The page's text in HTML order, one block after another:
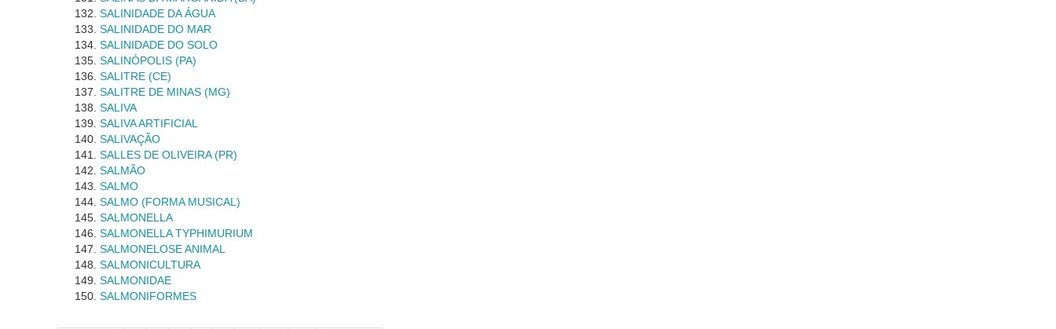
SALINIDADE DA ÁGUA
SALINIDADE DO MAR
SALINIDADE DO SOLO
SALINÓPOLIS (PA)
SALITRE (CE)
SALITRE DE MINAS (MG)
SALIVA
SALIVA ARTIFICIAL
SALIVAÇÃO
SALLES DE OLIVEIRA (PR)
SALMÃO
SALMO
SALMO (FORMA MUSICAL)
SALMONELLA
SALMONELLA TYPHIMURIUM
SALMONELOSE ANIMAL
SALMONICULTURA
SALMONIDAE
SALMONIFORMES